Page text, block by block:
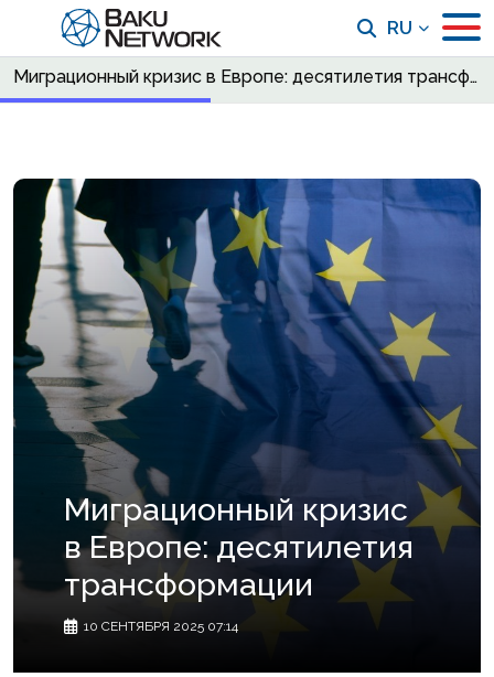
RU
Миграционный кризис в Европе: десятилетия трансформации
Миграционный кризис
в Европе: десятилетия
трансформации
10 СЕНТЯБРЯ 2025 07:14